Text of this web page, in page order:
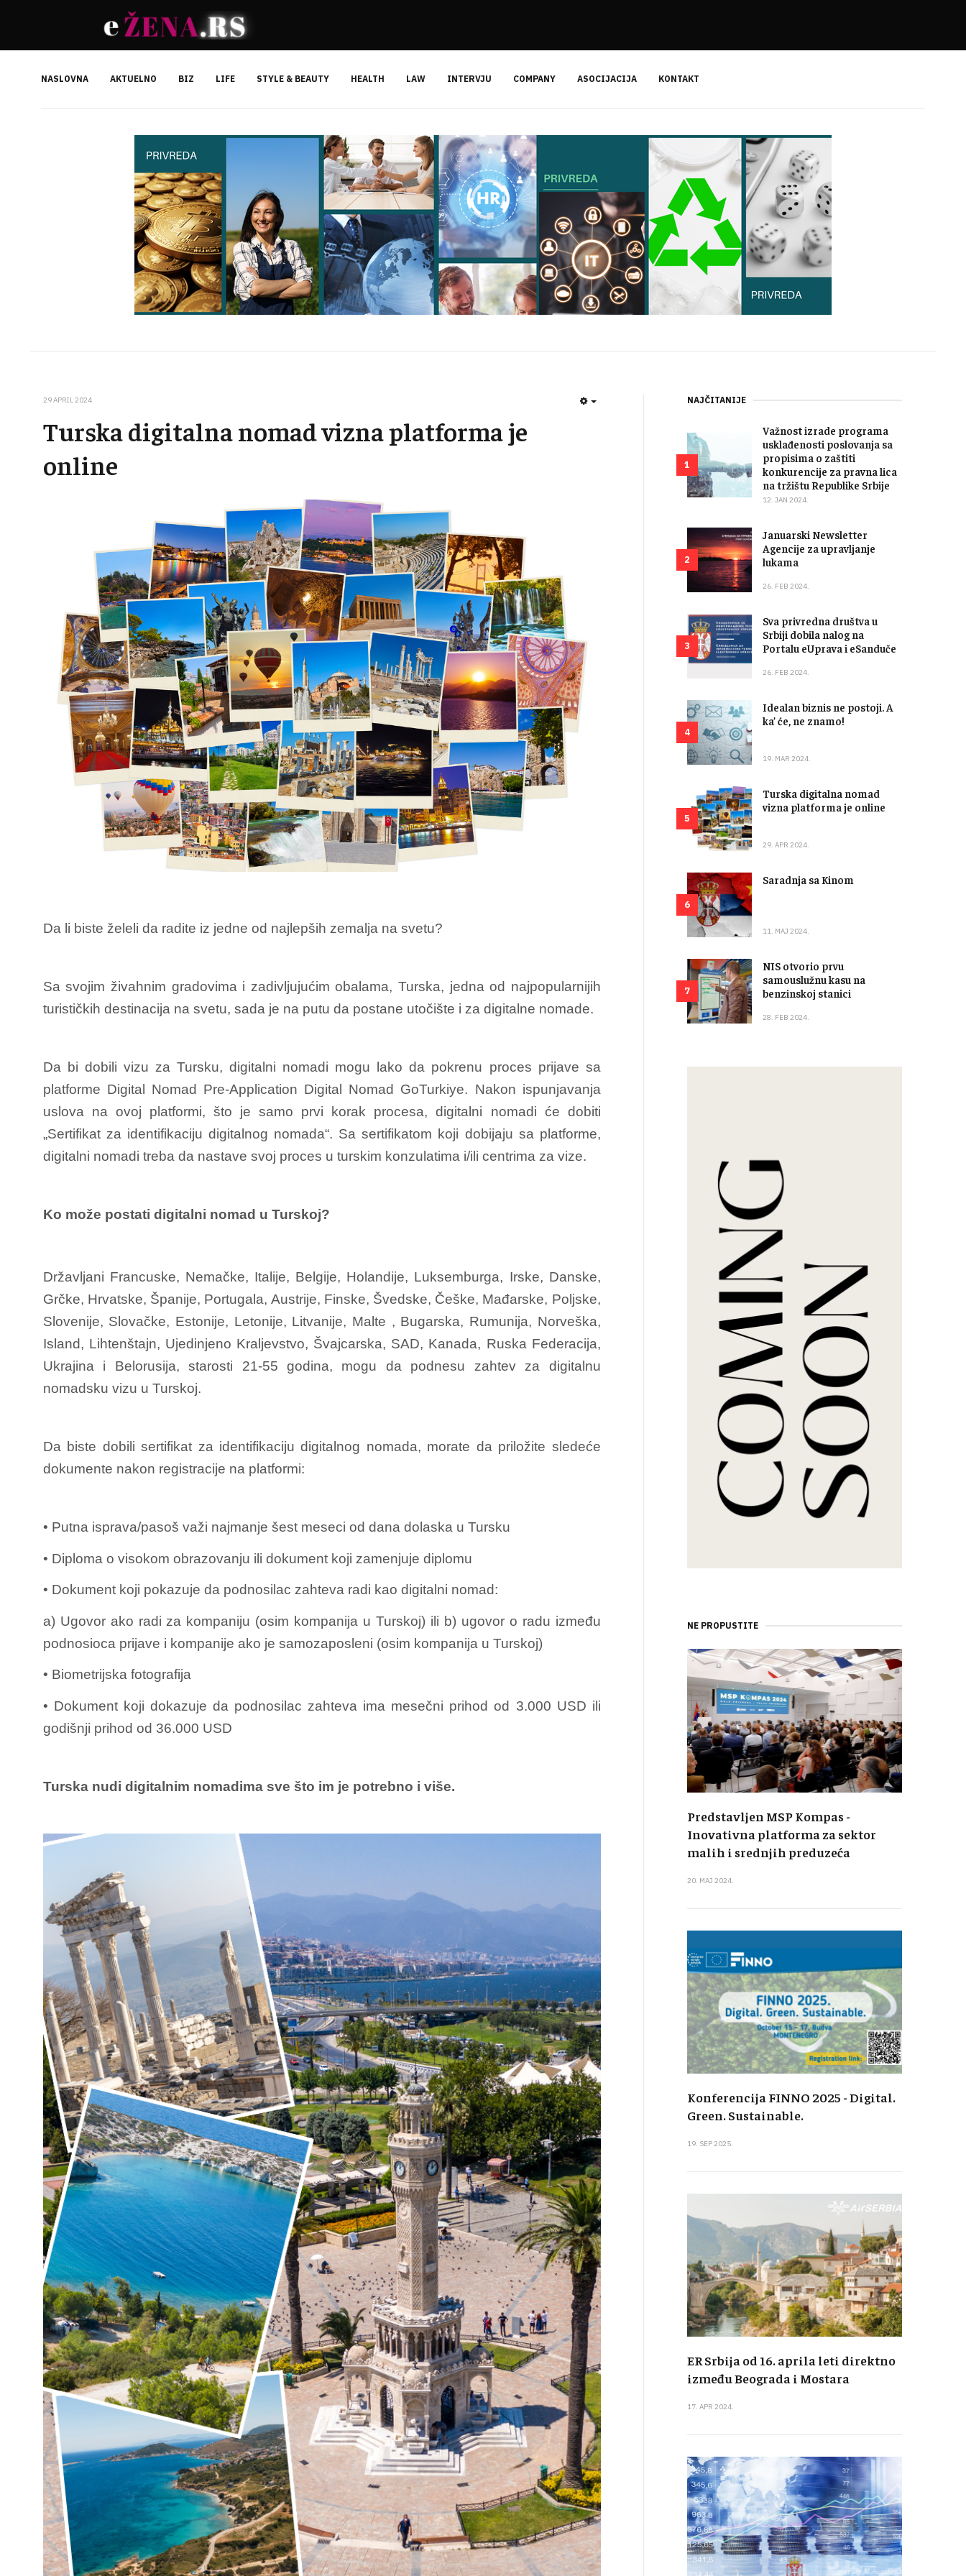
NASLOVNA AKTUELNO BIZ LIFE STYLE & BEAUTY HEALTH LAW INTERVJU COMPANY ASOCIJACIJA KONTAKT
29 APRIL 2024
Turska digitalna nomad vizna platforma je
online
Da li biste želeli da radite iz jedne od najlepših zemalja na svetu?
Sa svojim živahnim gradovima i zadivljujućim obalama, Turska, jedna od najpopularnijih
turističkih destinacija na svetu, sada je na putu da postane utočište i za digitalne nomade.
Da bi dobili vizu za Tursku, digitalni nomadi mogu lako da pokrenu proces prijave sa
platforme Digital Nomad Pre-Application Digital Nomad GoTurkiye. Nakon ispunjavanja
uslova na ovoj platformi, što je samo prvi korak procesa, digitalni nomadi će dobiti
„Sertifikat za identifikaciju digitalnog nomada“. Sa sertifikatom koji dobijaju sa platforme,
digitalni nomadi treba da nastave svoj proces u turskim konzulatima i/ili centrima za vize.
Ko može postati digitalni nomad u Turskoj?
Državljani Francuske, Nemačke, Italije, Belgije, Holandije, Luksemburga, Irske, Danske,
Grčke, Hrvatske, Španije, Portugala, Austrije, Finske, Švedske, Češke, Mađarske, Poljske,
Slovenije, Slovačke, Estonije, Letonije, Litvanije, Malte , Bugarska, Rumunija, Norveška,
Island, Lihtenštajn, Ujedinjeno Kraljevstvo, Švajcarska, SAD, Kanada, Ruska Federacija,
Ukrajina i Belorusija, starosti 21-55 godina, mogu da podnesu zahtev za digitalnu
nomadsku vizu u Turskoj.
Da biste dobili sertifikat za identifikaciju digitalnog nomada, morate da priložite sledeće
dokumente nakon registracije na platformi:
• Putna isprava/pasoš važi najmanje šest meseci od dana dolaska u Tursku
• Diploma o visokom obrazovanju ili dokument koji zamenjuje diplomu
• Dokument koji pokazuje da podnosilac zahteva radi kao digitalni nomad:
a) Ugovor ako radi za kompaniju (osim kompanija u Turskoj) ili b) ugovor o radu između
podnosioca prijave i kompanije ako je samozaposleni (osim kompanija u Turskoj)
• Biometrijska fotografija
• Dokument koji dokazuje da podnosilac zahteva ima mesečni prihod od 3.000 USD ili
godišnji prihod od 36.000 USD
Turska nudi digitalnim nomadima sve što im je potrebno i više.
NAJČITANIJE
1
Važnost izrade programa
usklađenosti poslovanja sa
propisima o zaštiti
konkurencije za pravna lica
na tržištu Republike Srbije
12. JAN 2024.
2
Januarski Newsletter
Agencije za upravljanje
lukama
26. FEB 2024.
3
Sva privredna društva u
Srbiji dobila nalog na
Portalu eUprava i eSanduče
26. FEB 2024.
4
Idealan biznis ne postoji. A
ka’ će, ne znamo!
19. MAR 2024.
5
Turska digitalna nomad
vizna platforma je online
29. APR 2024.
6
Saradnja sa Kinom
11. MAJ 2024.
7
NIS otvorio prvu
samouslužnu kasu na
benzinskoj stanici
28. FEB 2024.
NE PROPUSTITE
Predstavljen MSP Kompas -
Inovativna platforma za sektor
malih i srednjih preduzeća
20. MAJ 2024.
Konferencija FINNO 2025 - Digital.
Green. Sustainable.
19. SEP 2025.
ER Srbija od 16. aprila leti direktno
između Beograda i Mostara
17. APR 2024.